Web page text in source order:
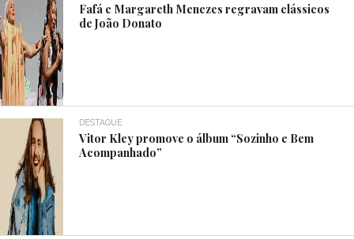
Fafá e Margareth Menezes regravam clássicos
de João Donato
DESTAQUE
Vitor Kley promove o álbum “Sozinho e Bem
Acompanhado”